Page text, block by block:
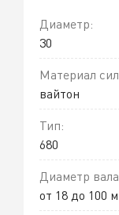
Диаметр:
30
Материал
вайтон
Тип:
680
Диаметр
от 18 до 100